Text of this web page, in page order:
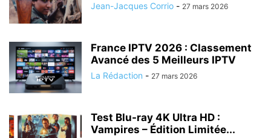
Jean-Jacques Corrio - 27 mars 2026
France IPTV 2026 : Classement
Avancé des 5 Meilleurs IPTV
La Rédaction - 27 mars 2026
Test Blu-ray 4K Ultra HD :
Vampires – Édition Limitée...